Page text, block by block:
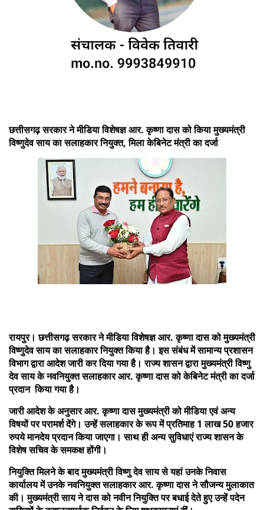
छत्तीसगढ़ सरकार ने मीडिया विशेषज्ञ आर. कृष्णा दास को किया मुख्यमंत्री
विष्णुदेव साय का सलाहकार नियुक्त, मिला केबिनेट मंत्री का दर्जा
रायपुर। छत्तीसगढ़ सरकार ने मीडिया विशेषज्ञ आर. कृष्णा दास को मुख्यमंत्री
विष्णुदेव साय का सलाहकार नियुक्त किया है। इस संबंध में सामान्य प्रशासन
विभाग द्वारा आदेश जारी कर दिया गया है।राज्य शासन द्वारा मुख्यमंत्री विष्णु
देव साय के नवनियुक्त सलाहकार आर. कृष्णा दास को केबिनेट मंत्री का दर्जा
प्रदान किया गया है।
जारी आदेश के अनुसार आर. कृष्णा दास मुख्यमंत्री को मीडिया एवं अन्य
विषयों पर परामर्श देंगे। उन्हें सलाहकार के रूप में प्रतिमाह 1 लाख 50 हजार
रुपये मानदेय प्रदान किया जाएगा। साथ ही अन्य सुविधाएं राज्य शासन के
विशेष सचिव के समकक्ष होंगी।
नियुक्ति मिलने के बाद मुख्यमंत्री विष्णु देव साय से यहां उनके निवास
कार्यालय में उनके नवनियुक्त सलाहकार आर. कृष्णा दास ने सौजन्य मुलाकात
की। मुख्यमंत्री साय ने दास को नवीन नियुक्ति पर बधाई देते हुए उन्हें पदेन